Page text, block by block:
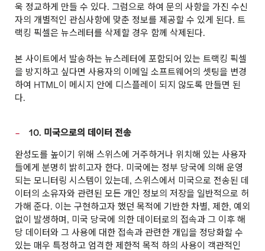
욱 정교하게 만들 수 있다. 그럼으로 하여 문의 사항을 가진 수신
자의 개별적인 관심사항에 맞춘 정보를 제공할 수 있게 된다. 트
랙킹 픽셀은 뉴스레터를 삭제할 경우 함께 삭제된다.
본 사이트에서 발송하는 뉴스레터에 포함되어 있는 트랙킹 픽셀
을 방지하고 싶다면 사용자의 이메일 소프트웨어의 셋팅을 변경
하여 HTML이 메시지 안에 디스플레이 되지 않도록 만들면 된
다.
10. 미국으로의 데이터 전송
완성도를 높이기 위해 스위스에 거주하거나 위치해 있는 사용자
들에게 분명히 밝히고자 한다. 미국에는 정부 당국에 의해 운영
되는 모니터링 시스템이 있는데, 스위스에서 미국으로 전송된 데
이터의 소유자와 관련된 모든 개인 정보의 저장을 일반적으로 허
가해 준다. 이는 구현하고자 했던 목적에 기반한 차별, 제한, 예외
없이 발생하며, 미국 당국에 의한 데이터로의 접속과 그 이후 해
당 데이터와 그 사용에 대한 접속과 관련한 개입을 정당화할 수
있는 매우 특정하고 엄격한 제한적 목적 하의 사용이 객관적인